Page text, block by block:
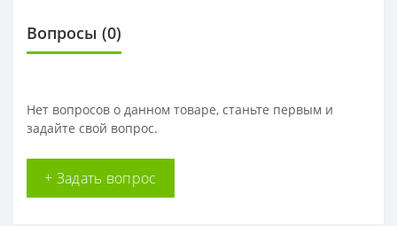
Вопросы (0)
Нет вопросов о данном товаре, станьте первым и
задайте свой вопрос.
+ Задать вопрос